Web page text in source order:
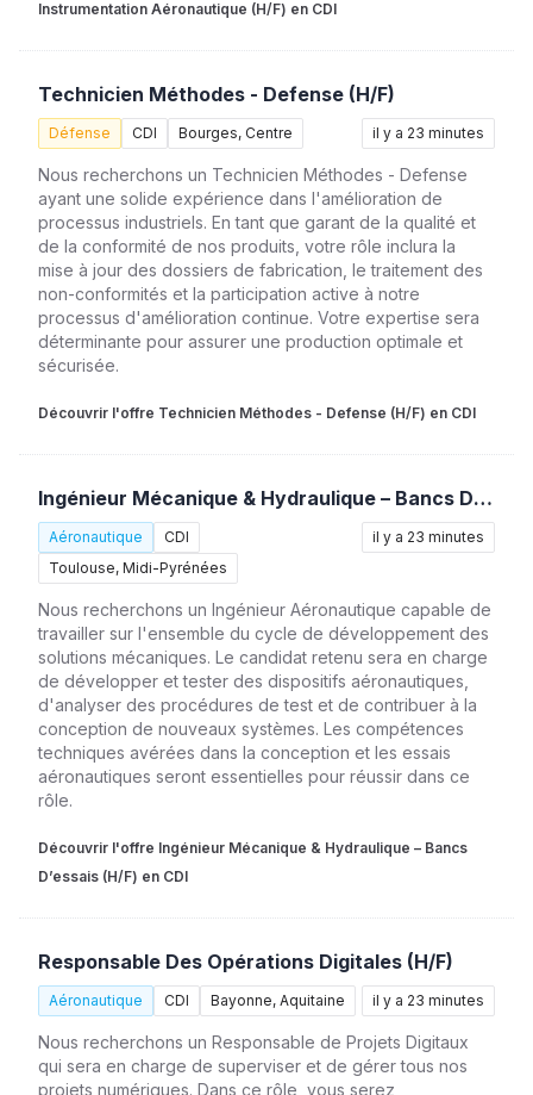
Instrumentation Aéronautique (H/F) en CDI
Technicien Méthodes - Defense (H/F)
Défense CDI Bourges, Centre il y a 23 minutes
Nous recherchons un Technicien Méthodes - Defense
ayant une solide expérience dans l'amélioration de
processus industriels. En tant que garant de la qualité et
de la conformité de nos produits, votre rôle inclura la
mise à jour des dossiers de fabrication, le traitement des
non-conformités et la participation active à notre
processus d'amélioration continue. Votre expertise sera
déterminante pour assurer une production optimale et
sécurisée.
Découvrir l'offre Technicien Méthodes - Defense (H/F) en CDI
Ingénieur Mécanique & Hydraulique – Bancs D’essais (H/F)
Aéronautique
CDI
Toulouse, Midi-Pyrénées
il y a 23 minutes
Nous recherchons un Ingénieur Aéronautique capable de
travailler sur l'ensemble du cycle de développement des
solutions mécaniques. Le candidat retenu sera en charge
de développer et tester des dispositifs aéronautiques,
d'analyser des procédures de test et de contribuer à la
conception de nouveaux systèmes. Les compétences
techniques avérées dans la conception et les essais
aéronautiques seront essentielles pour réussir dans ce
rôle.
Découvrir l'offre Ingénieur Mécanique & Hydraulique – Bancs
D’essais (H/F) en CDI
Responsable Des Opérations Digitales (H/F)
Aéronautique CDI Bayonne, Aquitaine il y a 23 minutes
Nous recherchons un Responsable de Projets Digitaux
qui sera en charge de superviser et de gérer tous nos
projets numériques. Dans ce rôle, vous serez